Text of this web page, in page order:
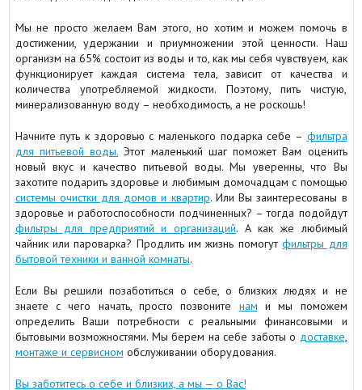
Мы не просто желаем Вам этого, но хотим и можем помочь в
достижении, удержании и приумножении этой ценности. Наш
организм на 65% состоит из воды и то, как мы себя чувствуем, как
функционирует каждая система тела, зависит от качества и
количества употребляемой жидкости. Поэтому, пить чистую,
минерализованную воду – необходимость, а не роскошь!
Начните путь к здоровью с маленького подарка себе – фильтра
для питьевой воды. Этот маленький шаг поможет Вам оценить
новый вкус и качество питьевой воды. Мы уверенны, что Вы
захотите подарить здоровье и любимым домочадцам с помощью
системы очистки для домов и квартир. Или Вы заинтересованы в
здоровье и работоспособности подчиненных? – тогда подойдут
фильтры для предприятий и организаций. А как же любимый
чайник или пароварка? Продлить им жизнь помогутфильтры для
бытовой техники и ванной комнаты.
Если Вы решили позаботиться о себе, о близких людях и не
знаете с чего начать, просто позвоните нам и мы поможем
определить Ваши потребности с реальными финансовыми и
бытовыми возможностями. Мы берем на себе заботы о доставке,
монтаже и сервисном обслуживании оборудования.
Вы заботитесь о себе и близких, а мы — о Вас!